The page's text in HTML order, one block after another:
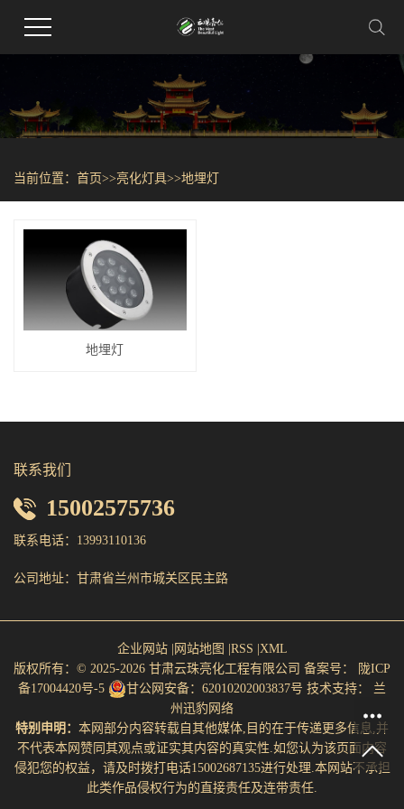
当前位置： 首页>>亮化灯具>>地埋灯
地埋灯
联系我们
15002575736
联系电话：13993110136
公司地址：甘肃省兰州市城关区民主路
企业网站| 网站地图 |RSS |XML
版权所有：© 2025-2026 甘肃云珠亮化工程有限公司 备案号：
陇ICP
备17004420号-5
甘公网安备：62010202003837号 技术支持： 兰
州迅豹网络
特别申明： 本网部分内容转载自其他媒体,目的在于传递更多信息,并
不代表本网赞同其观点或证实其内容的真实性.如您认为该页面内容
侵犯您的权益，请及时拨打电话15002687135进行处理.本网站不承担
此类作品侵权行为的直接责任及连带责任.